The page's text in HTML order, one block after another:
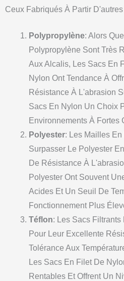
Ceux Fabriqués À Partir
Polypropylène: Alors
Polypropylène Sont Très
Aux Alcalis, Les Sacs En
Nylon Ont Tendance À
Résistance À L'abrasion
Sacs En Nylon Un Choix
Environnements À Fortes
Polyester: Les Mailles En
Surpasser Le Polyester
De Résistance À
Polyester Ont Souvent
Acides Et Un Seuil De
Fonctionnement Plus
Téflon: Les Sacs
Pour Leur Excellente
Tolérance Aux
Les Sacs En Filet De
Rentables Et Offrent Un